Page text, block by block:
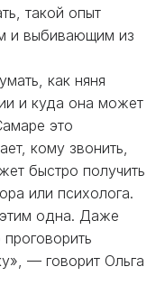
такой опыт
и выбивающим из
как няня
и куда она может
это
кому звонить,
быстро получить
или психолога.
одна. Даже
— говорит Ольга